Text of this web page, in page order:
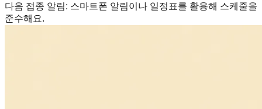
다음 접종 알림: 스마트폰 알림이나 일정표를 활용해 스케줄을
준수해요.